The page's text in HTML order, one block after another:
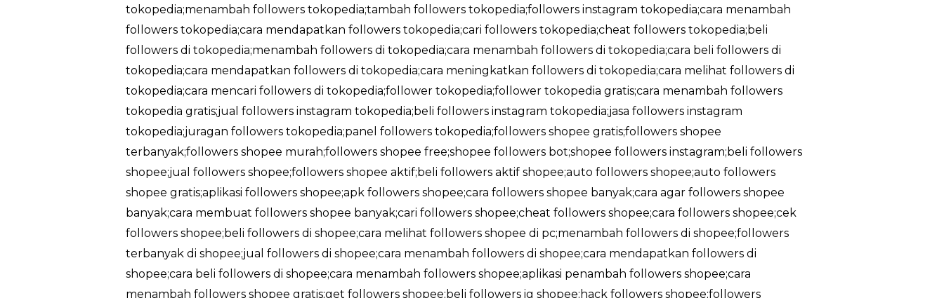
tokopedia;menambah followers tokopedia;tambah followers tokopedia;followers instagram tokopedia;cara menambah
followers tokopedia;cara mendapatkan followers tokopedia;cari followers tokopedia;cheat followers tokopedia;beli
followers di tokopedia;menambah followers di tokopedia;cara menambah followers di tokopedia;cara beli followers di
tokopedia;cara mendapatkan followers di tokopedia;cara meningkatkan followers di tokopedia;cara melihat followers di
tokopedia;cara mencari followers di tokopedia;follower tokopedia;follower tokopedia gratis;cara menambah followers
tokopedia gratis;jual followers instagram tokopedia;beli followers instagram tokopedia;jasa followers instagram
tokopedia;juragan followers tokopedia;panel followers tokopedia;followers shopee gratis;followers shopee
terbanyak;followers shopee murah;followers shopee free;shopee followers bot;shopee followers instagram;beli followers
shopee;jual followers shopee;followers shopee aktif;beli followers aktif shopee;auto followers shopee;auto followers
shopee gratis;aplikasi followers shopee;apk followers shopee;cara followers shopee banyak;cara agar followers shopee
banyak;cara membuat followers shopee banyak;cari followers shopee;cheat followers shopee;cara followers shopee;cek
followers shopee;beli followers di shopee;cara melihat followers shopee di pc;menambah followers di shopee;followers
terbanyak di shopee;jual followers di shopee;cara menambah followers di shopee;cara mendapatkan followers di
shopee;cara beli followers di shopee;cara menambah followers shopee;aplikasi penambah followers shopee;cara
menambah followers shopee gratis;get followers shopee;beli followers ig shopee;hack followers shopee;followers